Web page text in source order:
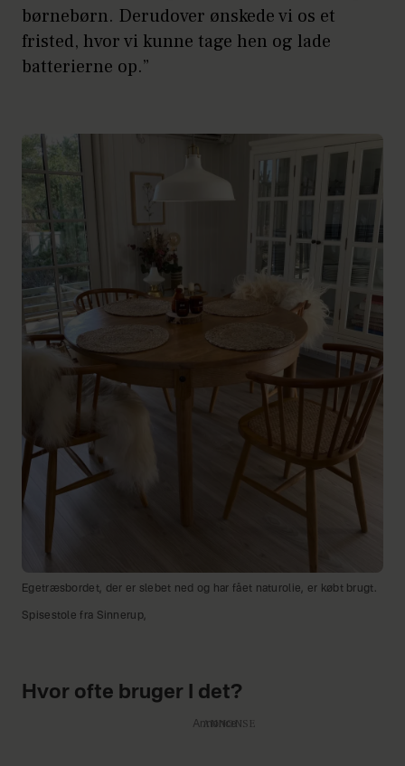
børnebørn. Derudover ønskede vi os et
fristed, hvor vi kunne tage hen og lade
batterierne op.”
Egetræsbordet, der er slebet ned og har fået naturolie, er købt brugt.
Spisestole fra Sinnerup,
Hvor ofte bruger I det?
Annonce